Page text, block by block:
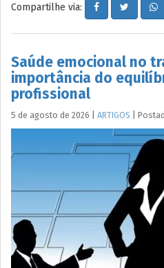
Compartilhe via:
Saúde emocional no
importância do
profissional
5 de agosto de 2026 ARTIGOS